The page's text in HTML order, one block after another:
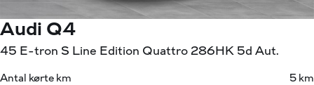
Audi Q4
45 E-tron S Line Edition Quattro 286HK 5d Aut.
Antal kørte km
5 km